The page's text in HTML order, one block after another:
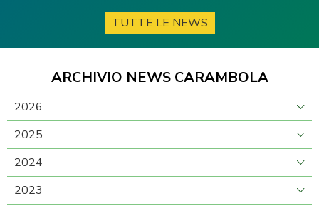
TUTTE LE NEWS
ARCHIVIO NEWS CARAMBOLA
2026
2025
2024
2023